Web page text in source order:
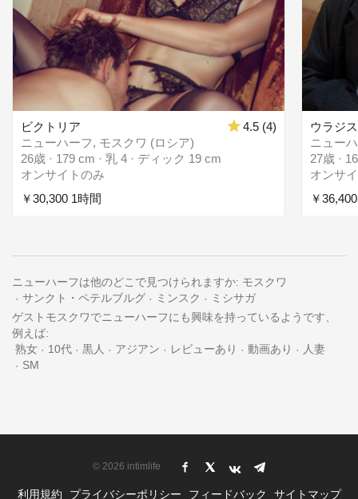
ビクトリア
4.5 (4)
ニューハーフ, モスクワ (ロシア)
26歳 · 179 cm · 乳 4 · ディック 19 cm
オンサイトのみ
￥30,300 1時間
ウラジ
ニュー
27歳 ·
オンサ
￥
ニューハーフは他のどこで見つけられますか: モスクワ
サンクト・ペテルブルグ
ミンスク
ミシサガ
ゲストモスクワでニューハーフにも興味を持っているようです、
例えば:
熟女
10代 黒人 アジアン レビューあり 動画あり
人妻
SM
© 2026 intimlife
利用規約 プライバシーポリシー フィードバック サイトマップ